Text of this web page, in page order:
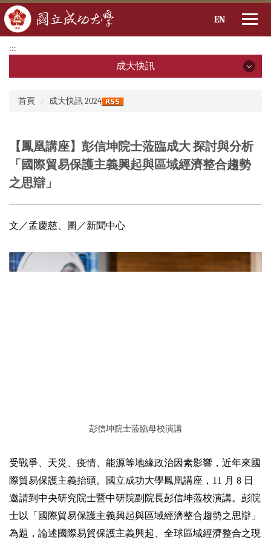
到
要
EN
:::
成大快訊
2025年
2024年
2022年
2020年
首頁
成大快訊 2024
【鳳凰講座】彭信坤院士蒞臨成大 探討與分析
「國際貿易保護主義興起與區域經濟整合趨勢
之思辯」
文／孟慶慈、圖／新聞中心
彭信坤院士蒞臨母校演講
受戰爭、天災、疫情、能源等地緣政治因素影響，近年來國
際貿易保護主義抬頭。國立成功大學鳳凰講座，11 月 8 日
邀請到中央研究院士暨中研院副院長彭信坤蒞校演講。彭院
士以「國際貿易保護主義興起與區域經濟整合趨勢之思辯」
為題，論述國際易貿保護主義興起、全球區域經濟整合之現